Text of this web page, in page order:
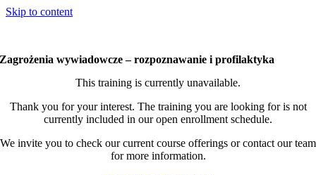
Skip to content
Zagrożenia wywiadowcze – rozpoznawanie i profilaktyka
This training is currently unavailable.
Thank you for your interest. The training you are looking for is not
currently included in our open enrollment schedule.
We invite you to check our current course offerings or contact our team
for more information.